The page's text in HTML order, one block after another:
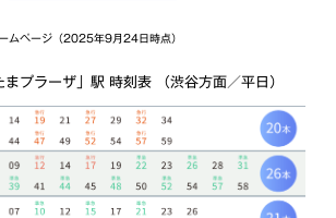
ムページ（2025年9月24日時点）
プラーザ」駅 時刻表 （渋谷方面／平日）